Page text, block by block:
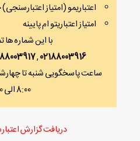
اعتباریمو (امتیاز
امتیاز اعتباریتو ام پایینه
با این شماره ها
02188003916
,
8:00 الی 12:30
دریافت گزارش